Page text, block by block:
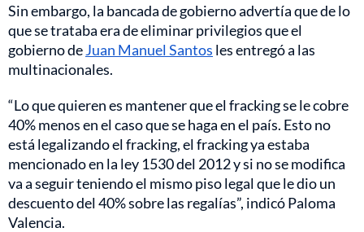
Sin embargo, la bancada de gobierno advertía que de lo
que se trataba era de eliminar privilegios que el
gobierno deJuan Manuel Santos les entregó a las
multinacionales.
“Lo que quieren es mantener que el fracking se le cobre
40% menos en el caso que se haga en el país. Esto no
está legalizando el fracking, el fracking ya estaba
mencionado en la ley 1530 del 2012 y si no se modifica
va a seguir teniendo el mismo piso legal que le dio un
descuento del 40% sobre las regalías”, indicó Paloma
Valencia.